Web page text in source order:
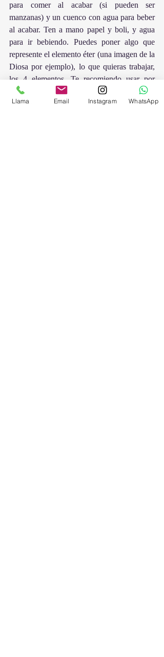
para comer al acabar (si pueden ser
manzanas) y un cuenco con agua para beber
al acabar. Ten a mano papel y boli, y agua
para ir bebiendo. Puedes poner algo que
represente el elemento éter (una imagen de la
Diosa por ejemplo), lo que quieras trabajar,
los 4 elementos. Te recomiendo usar por
ejemplo, un incienso o esencia de pino.
Llama Email Instagram WhatsApp